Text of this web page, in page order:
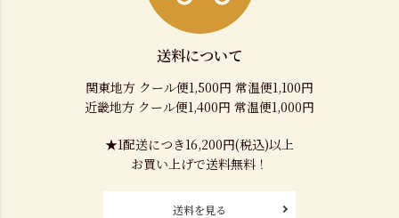
送料について
関東地方 クール便1,500円 常温便1,100円
近畿地方 クール便1,400円 常温便1,000円
★1配送につき16,200円(税込)以上
お買い上げで送料無料！
送料を見る